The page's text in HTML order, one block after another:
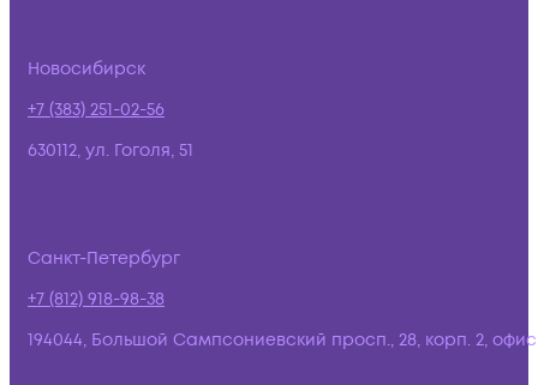
Новосибирск
+7 (383) 251-02-56
630112, ул. Гоголя, 51
Санкт-Петербург
+7 (812) 918-98-38
194044, Большой Сампсониевский просп., 28, корп. 2,